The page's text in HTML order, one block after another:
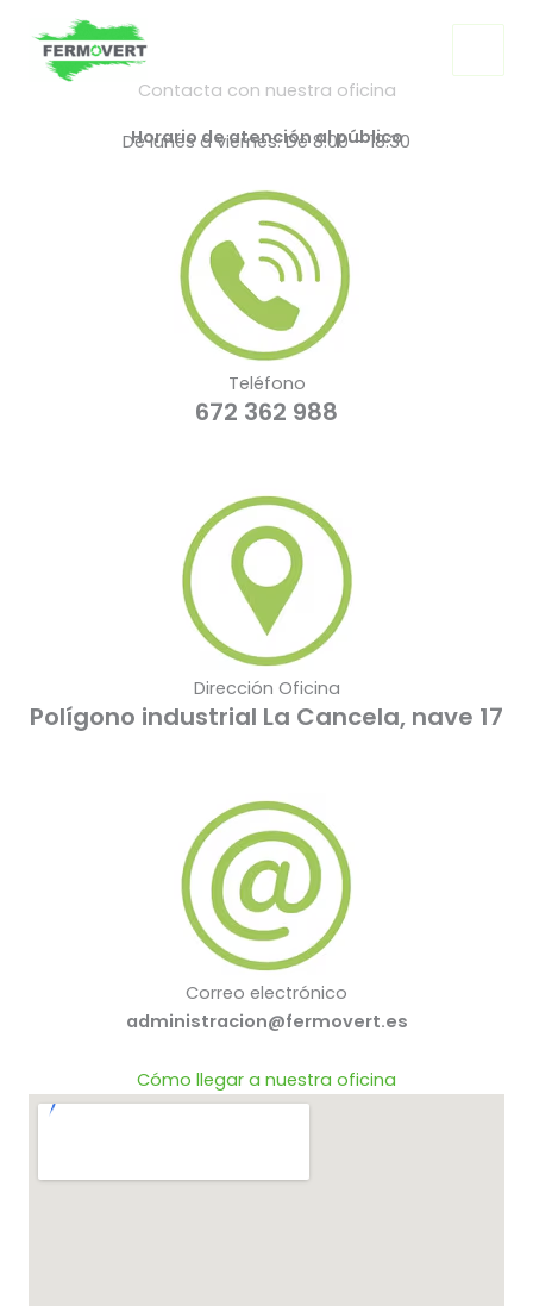
contenido
Contacta con nuestra oficina
Horario de atención al público
De lunes a viernes: De 8:00 – 18:30
Teléfono
672 362 988
Dirección Oficina
Polígono industrial La Cancela, nave 17
Correo electrónico
administracion@fermovert.es
Cómo llegar a nuestra oficina